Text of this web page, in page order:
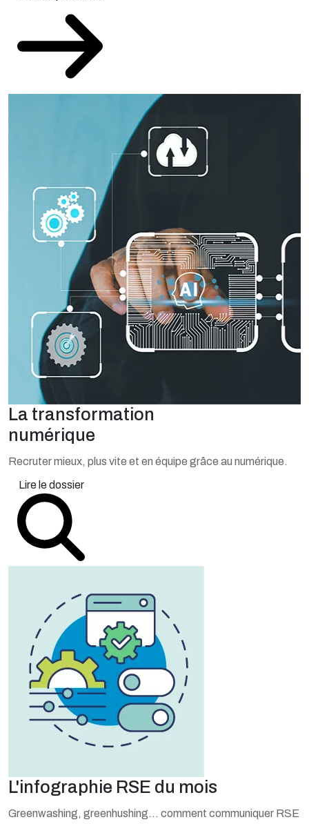
La transformation
numérique
Recruter mieux, plus vite et en équipe grâce au numérique.
Lire le dossier
L'infographie RSE du mois
Greenwashing, greenhushing… comment communiquer RSE